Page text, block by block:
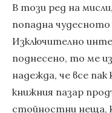
В този ред на
попадна чудесното
Изключително
поднесено, то ме
надежда, че все пак
книжния пазар
стойностни неща,